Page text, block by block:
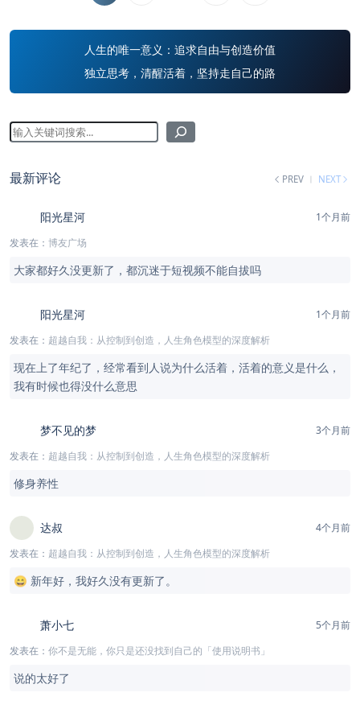
人生的唯一意义：追求自由与创造价值
独立思考，清醒活着，坚持走自己的路
最新评论 PREV NEXT
阳光星河
1个月前
发表在： 博友广场
大家都好久没更新了，都沉迷于短视频不能自拔吗
阳光星河
1个月前
发表在： 超越自我：从控制到创造，人生角色模型的深度解析
现在上了年纪了，经常看到人说为什么活着，活着的意义是什么，
我有时候也得没什么意思
梦不见的梦
3个月前
发表在： 超越自我：从控制到创造，人生角色模型的深度解析
修身养性
达叔
4个月前
发表在： 超越自我：从控制到创造，人生角色模型的深度解析
😄 新年好，我好久没有更新了。
萧小七
5个月前
发表在： 你不是无能，你只是还没找到自己的「使用说明书」
说的太好了